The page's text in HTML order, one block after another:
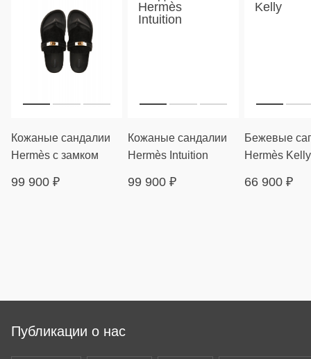
Кожаные сандалии
Hermès с замком
99 900 ₽
Кожаные сандалии
Hermès Intuition
99 900 ₽
Бежевые
Hermès Kelly
66 900 ₽
Публикации о нас